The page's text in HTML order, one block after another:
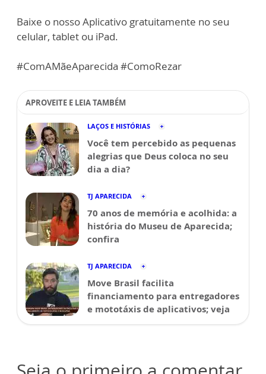
Baixe o nosso Aplicativo gratuitamente no seu
celular, tablet ou iPad.
#ComAMãeAparecida #ComoRezar
APROVEITE E LEIA TAMBÉM
LAÇOS E HISTÓRIAS
Você tem percebido as pequenas
alegrias que Deus coloca no seu
dia a dia?
TJ APARECIDA
70 anos de memória e acolhida: a
história do Museu de Aparecida;
confira
TJ APARECIDA
Move Brasil facilita
financiamento para entregadores
e mototáxis de aplicativos; veja